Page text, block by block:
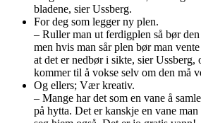
bladene, sier Ussberg.
For deg som legger ny plen.
– Ruller man ut ferdigplen så bør
men hvis man sår plen bør man
at det er nedbør i sikte, sier Ussberg,
kommer til å vokse selv om den må
Og ellers; Vær kreativ.
– Mange har det som en vane å
på hytta. Det er kanskje en vane